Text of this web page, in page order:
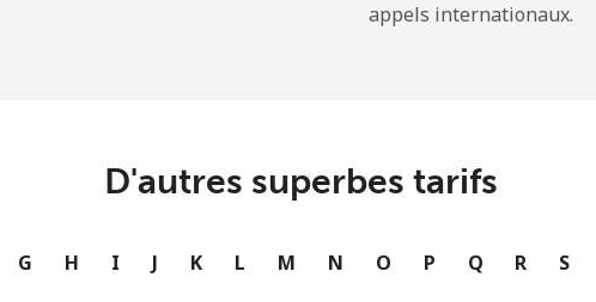
appels internationaux.
D'autres superbes tarifs
G H I J K L M N O P Q R S